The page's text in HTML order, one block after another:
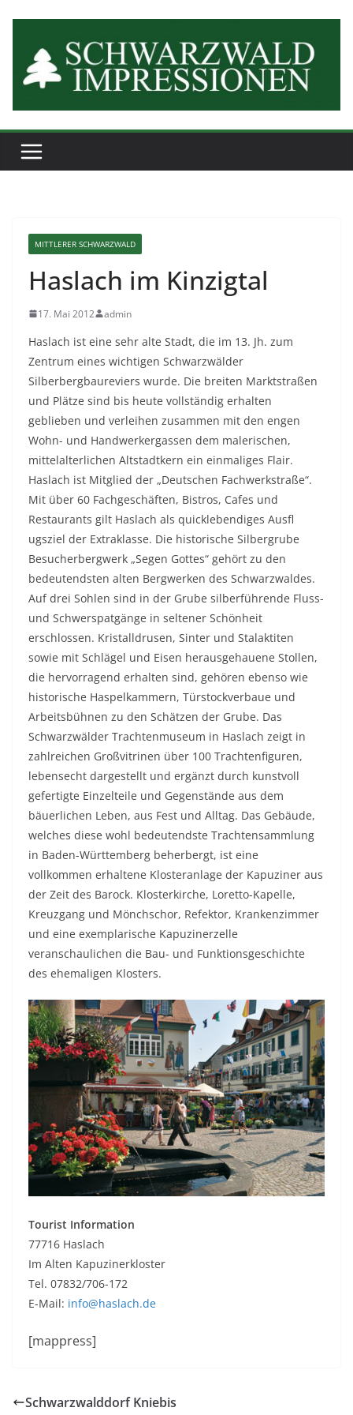
springen
MITTLERER SCHWARZWALD
Haslach im Kinzigtal
17. Mai 2012 admin
Haslach ist eine sehr alte Stadt, die im 13. Jh. zum
Zentrum eines wichtigen Schwarzwälder
Silberbergbaureviers wurde. Die breiten Marktstraßen
und Plätze sind bis heute vollständig erhalten
geblieben und verleihen zusammen mit den engen
Wohn- und Handwerkergassen dem malerischen,
mittelalterlichen Altstadtkern ein einmaliges Flair.
Haslach ist Mitglied der „Deutschen Fachwerkstraße“.
Mit über 60 Fachgeschäften, Bistros, Cafes und
Restaurants gilt Haslach als quicklebendiges Ausﬂ
ugsziel der Extraklasse. Die historische Silbergrube
Besucherbergwerk „Segen Gottes“ gehört zu den
bedeutendsten alten Bergwerken des Schwarzwaldes.
Auf drei Sohlen sind in der Grube silberführende Fluss-
und Schwerspatgänge in seltener Schönheit
erschlossen. Kristalldrusen, Sinter und Stalaktiten
sowie mit Schlägel und Eisen herausgehauene Stollen,
die hervorragend erhalten sind, gehören ebenso wie
historische Haspelkammern, Türstockverbaue und
Arbeitsbühnen zu den Schätzen der Grube. Das
Schwarzwälder Trachtenmuseum in Haslach zeigt in
zahlreichen Großvitrinen über 100 Trachtenﬁguren,
lebensecht dargestellt und ergänzt durch kunstvoll
gefertigte Einzelteile und Gegenstände aus dem
bäuerlichen Leben, aus Fest und Alltag. Das Gebäude,
welches diese wohl bedeutendste Trachtensammlung
in Baden-Württemberg beherbergt, ist eine
vollkommen erhaltene Klosteranlage der Kapuziner aus
der Zeit des Barock. Klosterkirche, Loretto-Kapelle,
Kreuzgang und Mönchschor, Refektor, Krankenzimmer
und eine exemplarische Kapuzinerzelle
veranschaulichen die Bau- und Funktionsgeschichte
des ehemaligen Klosters.
Tourist Information
77716 Haslach
Im Alten Kapuzinerkloster
Tel. 07832/706-172
E-Mail: info@haslach.de
[mappress]
Schwarzwalddorf Kniebis